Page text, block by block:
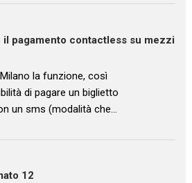
il pagamento contactless su mezzi
la funzione, così
di pagare un biglietto
un sms (modalità che…
12